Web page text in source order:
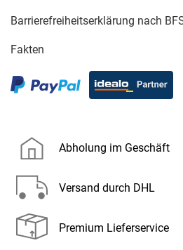
Barrierefreiheitserklärung nach
Fakten
Abholung im Geschäft
Versand durch DHL
Premium Lieferservice